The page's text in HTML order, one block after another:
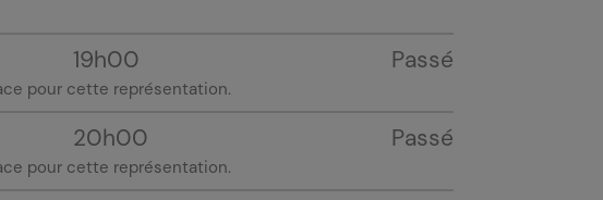
pour cette représentation.
19h00 Passé
pour cette représentation.
20h00 Passé